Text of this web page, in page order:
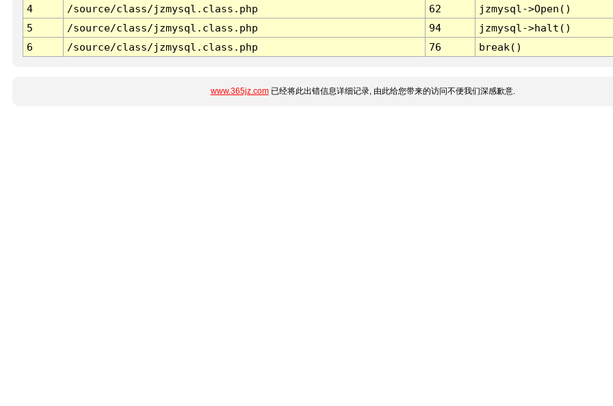
4
/source/class/jzmysql.class.php 62
jzmysql->Open()
5
/source/class/jzmysql.class.php 94
jzmysql->halt()
6
/source/class/jzmysql.class.php 76 break()
www.365jz.com已经将此出错信息详细记录, 由此给您带来的访问不便我们深感歉意.